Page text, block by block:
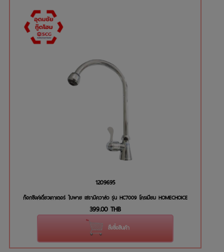
1209695
ก๊อกซิงค์เดี่ยวเคาเตอร์ ใบพาย เซรามิควาล์ว รุ่น HC7009 โครเมียม HOMECHOICE
399.00 THB
สั่งซื้อสินค้า